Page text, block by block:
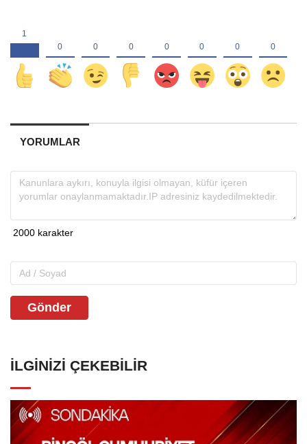
YORUMLAR
Gönder
İLGINIZI ÇEKEBILIR